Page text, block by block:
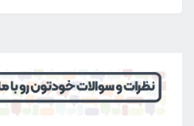
در این محصول می توان نسبت
دلخواه اقدام کرد و در
کسب کرد. این محصول وزن کمی